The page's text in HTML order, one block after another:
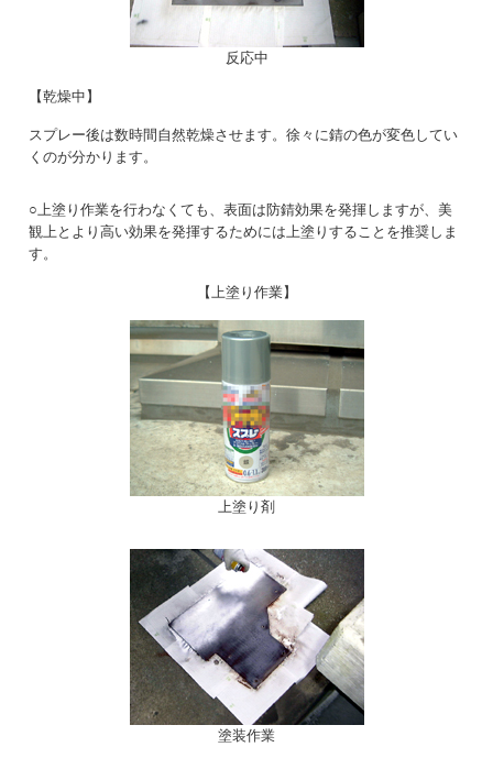
反応中
【乾燥中】
スプレー後は数時間自然乾燥させます。徐々に錆の色が変色してい
くのが分かります。
○上塗り作業を行わなくても、表面は防錆効果を発揮しますが、美
観上とより高い効果を発揮するためには上塗りすることを推奨しま
す。
【上塗り作業】
上塗り剤
塗装作業